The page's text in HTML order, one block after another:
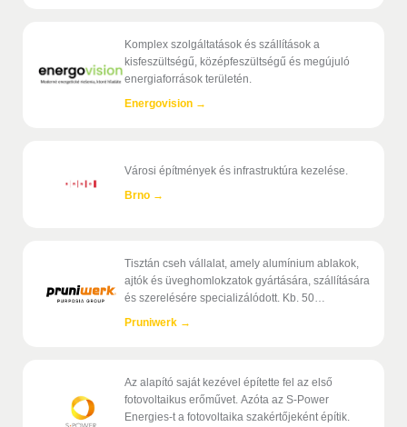
Komplex szolgáltatások és szállítások a
kisfeszültségű, középfeszültségű és megújuló
energiaforrások területén.
Energovision →
Városi építmények és infrastruktúra kezelése.
Brno →
Tisztán cseh vállalat, amely alumínium ablakok,
ajtók és üveghomlokzatok gyártására, szállítására
és szerelésére specializálódott. Kb. 50
Pruniwerk →
Az alapító saját kezével építette fel az első
fotovoltaikus erőművet. Azóta az S-Power
Energies-t a fotovoltaika szakértőjeként építik.